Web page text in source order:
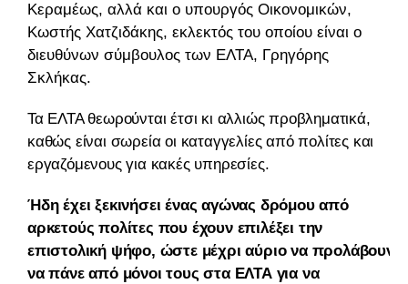
Κεραμέως, αλλά και ο υπουργός Οικονομικών,
Κωστής Χατζιδάκης, εκλεκτός του οποίου είναι ο
διευθύνων σύμβουλος των ΕΛΤΑ, Γρηγόρης
Σκλήκας.
Τα ΕΛΤΑ θεωρούνται έτσι κι αλλιώς προβληματικά,
καθώς είναι σωρεία οι καταγγελίες από πολίτες και
εργαζόμενους για κακές υπηρεσίες.
Ήδη έχει ξεκινήσει ένας αγώνας δρόμου από
αρκετούς πολίτες που έχουν επιλέξει την
επιστολική ψήφο, ώστε μέχρι αύριο να προλάβουν
να πάνε από μόνοι τους στα ΕΛΤΑ για να